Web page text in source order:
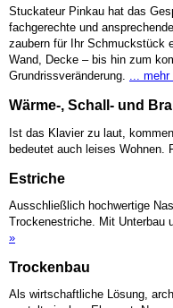
Stuckateur Pinkau hat das
fachgerechte und
zaubern für Ihr Schmuckstück
Wand, Decke – bis hin zum
Grundrissveränderung. ... mehr
Wärme-, Schall- und
Ist das Klavier zu laut,
bedeutet auch leises Wohnen.
Estriche
Ausschließlich hochwertige
Trockenestriche. Mit Unterbau
»
Trockenbau
Als wirtschaftliche Lösung,